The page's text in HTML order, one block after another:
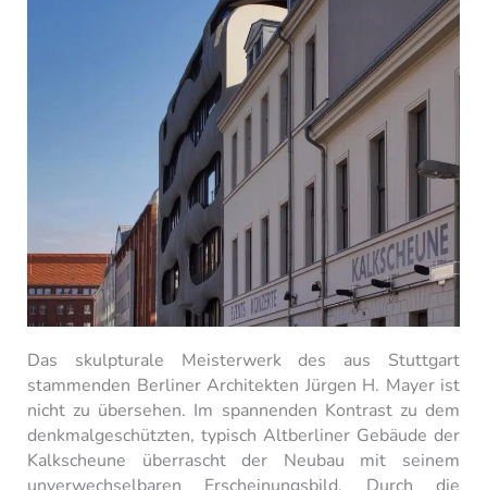
Das skulpturale Meisterwerk des aus Stuttgart
stammenden Berliner Architekten Jürgen H. Mayer ist
nicht zu übersehen. Im spannenden Kontrast zu dem
denkmalgeschützten, typisch Altberliner Gebäude der
Kalkscheune überrascht der Neubau mit seinem